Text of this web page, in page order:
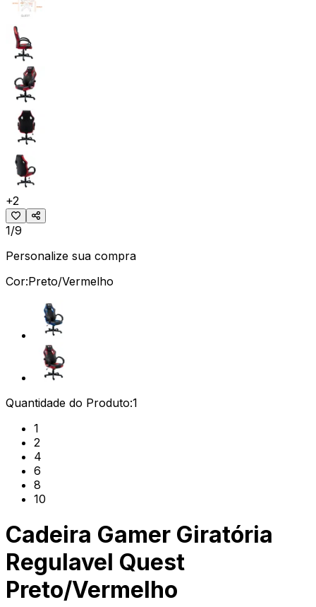
+2
1/9
Personalize sua compra
Cor:Preto/Vermelho
Quantidade do Produto:1
1
2
4
6
8
10
Cadeira Gamer Giratória
Regulavel Quest
Preto/Vermelho